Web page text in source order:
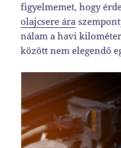
figyelmemet, hogy
olajcsere ára
nálam a havi
között nem elegendő